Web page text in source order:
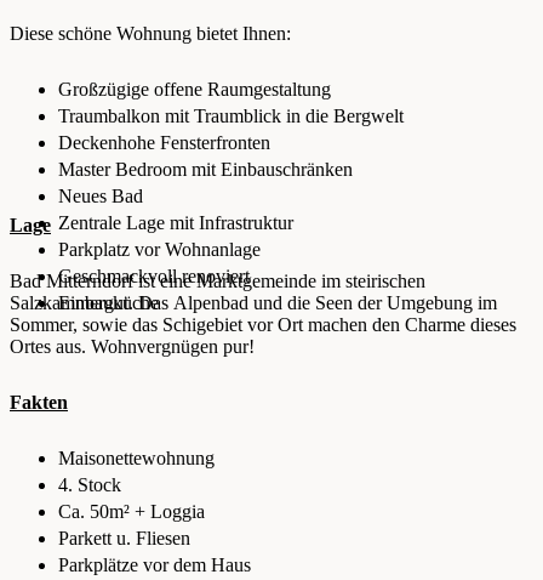
Diese schöne Wohnung bietet Ihnen:
Großzügige offene Raumgestaltung
Traumbalkon mit Traumblick in die Bergwelt
Deckenhohe Fensterfronten
Master Bedroom mit Einbauschränken
Neues Bad
Zentrale Lage mit Infrastruktur
Parkplatz vor Wohnanlage
Geschmackvoll renoviert
Einbauküche
Lage
Bad Mitterndorf ist eine Marktgemeinde im steirischen
Salzkammergut. Das Alpenbad und die Seen der Umgebung im
Sommer, sowie das Schigebiet vor Ort machen den Charme dieses
Ortes aus. Wohnvergnügen pur!
Fakten
Maisonettewohnung
4. Stock
Ca. 50m² + Loggia
Parkett u. Fliesen
Parkplätze vor dem Haus